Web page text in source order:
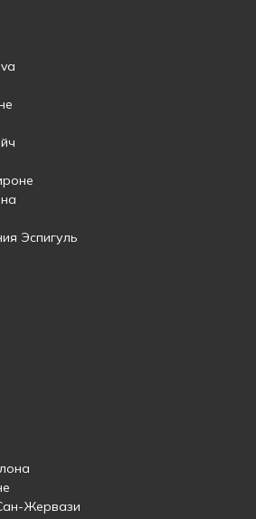
Эспигуль
Жервази